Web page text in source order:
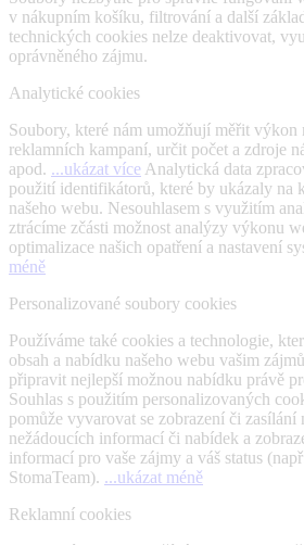
v nákupním košíku, filtrování a další
technických cookies nelze deaktivovat,
oprávněného zájmu.
Analytické cookies
Soubory, které nám umožňují měřit výkon
reklamních kampaní, určit počet a zdroje
apod. ...ukázat více Analytická data
použití identifikátorů, které by ukázaly na
našeho webu. Nesouhlasem s využitím
ztrácíme zčásti možnost analýzy výkonu
optimalizace našich opatření a nastavení
méně
Personalizované soubory cookies
Používáme také cookies a technologie,
obsah a nabídku našeho webu vašim
připravit nejlepší možnou nabídku právě
Souhlas s použitím personalizovaných
pomůže vyvarovat se zobrazení či zasílání
nežádoucích informací či nabídek a
informací pro vaše zájmy a váš status
StomaTeam). ...ukázat méně
Reklamní cookies